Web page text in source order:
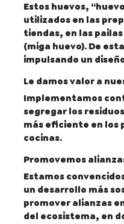
Estos huevos,
utilizados en las
tiendas, en las
(miga huevo). De
impulsando un
Le damos valor a
Implementamos
segregar los
más eficiente en los
cocinas.
Promovemos
Estamos
un desarrollo más
promover alianzas
del ecosistema, en